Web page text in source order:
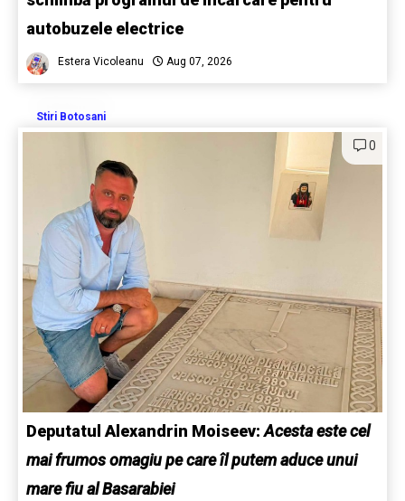
autobuzele electrice
Estera Vicoleanu Aug 07, 2026
Stiri Botosani
0
Deputatul Alexandrin Moiseev:Acesta este cel
mai frumos omagiu pe care îl putem aduce unui
mare fiu al Basarabiei